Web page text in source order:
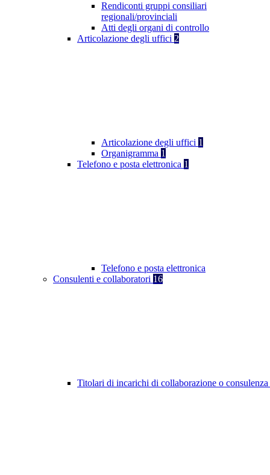
Rendiconti gruppi consiliari
regionali/provinciali
Atti degli organi di controllo
Articolazione degli uffici 2
Articolazione degli uffici 1
Organigramma 1
Telefono e posta elettronica 1
Telefono e posta elettronica
Consulenti e collaboratori 16
Titolari di incarichi di collaborazione o consulenza